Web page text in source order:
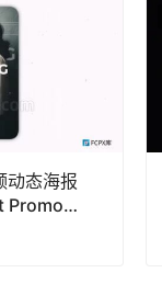
动态海报
Promo